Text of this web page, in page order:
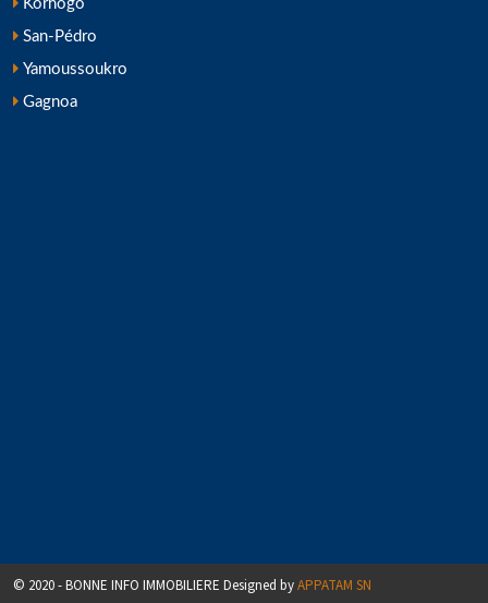
Korhogo
San-Pédro
Yamoussoukro
Gagnoa
© 2020 - BONNE INFO IMMOBILIERE Designed byAPPATAM SN